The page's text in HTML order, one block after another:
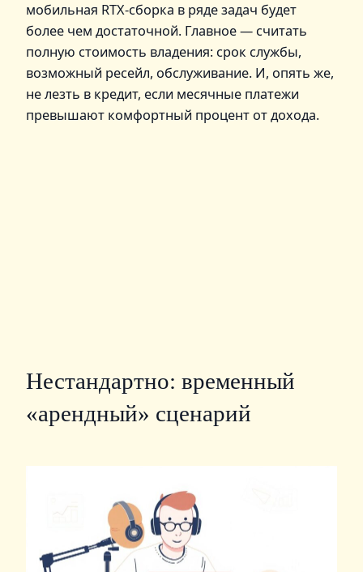
мобильная RTX-сборка в ряде задач будет
более чем достаточной. Главное — считать
полную стоимость владения: срок службы,
возможный ресейл, обслуживание. И, опять же,
не лезть в кредит, если месячные платежи
превышают комфортный процент от дохода.
Нестандартно: временный
«арендный» сценарий